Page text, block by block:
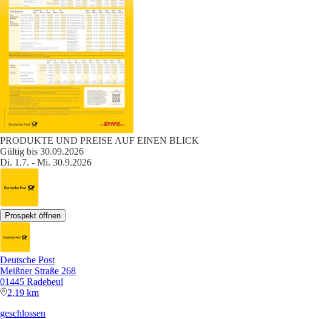
PRODUKTE UND PREISE AUF EINEN BLICK
Gültig bis 30.09.2026
Di. 1.7. - Mi. 30.9.2026
Prospekt öffnen
Deutsche Post
Meißner Straße 268
01445 Radebeul
2,19 km
geschlossen